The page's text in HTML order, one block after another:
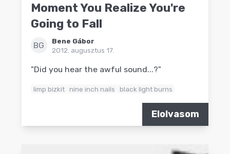
Moment You Realize You're
Going to Fall
BG
Bene Gábor
2012. augusztus 17.
"Did you hear the awful sound...?"
limp bizkit nine inch nails black light burns
Elolvasom